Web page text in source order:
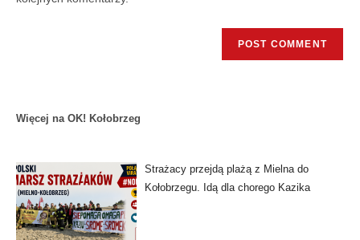
Więcej na OK! Kołobrzeg
Strażacy przejdą plażą z Mielna do
Kołobrzegu. Idą dla chorego Kazika